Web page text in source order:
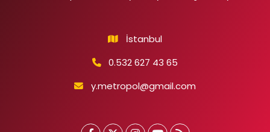
İstanbul
0.532 627 43 65
y.metropol@gmail.com